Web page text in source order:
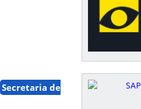
Secretaria de